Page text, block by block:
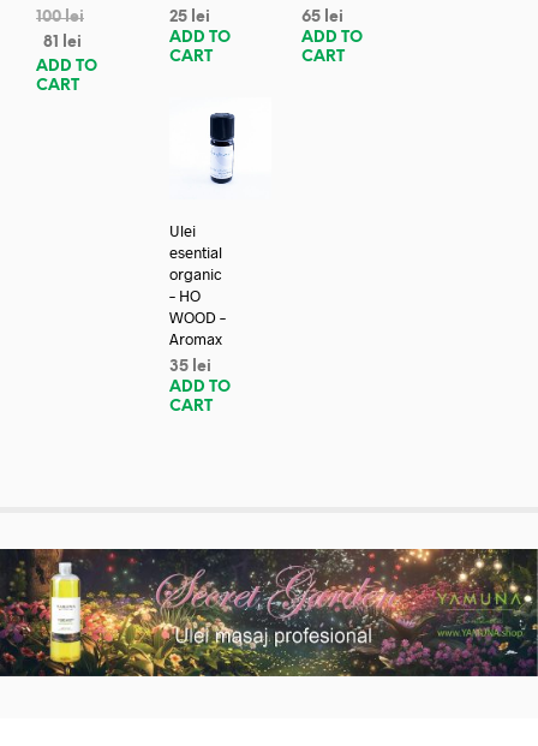
100lei
81
lei
ADD TO
CART
25 lei
ADD TO
CART
65 lei
ADD TO
CART
Ulei
esential
organic
– HO
WOOD –
Aromax
35 lei
ADD TO
CART